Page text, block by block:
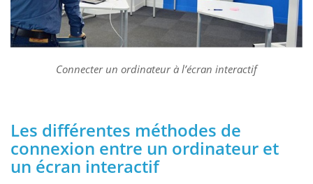
Connecter un ordinateur à l’écran interactif
Les différentes méthodes de
connexion entre un ordinateur et
un écran interactif